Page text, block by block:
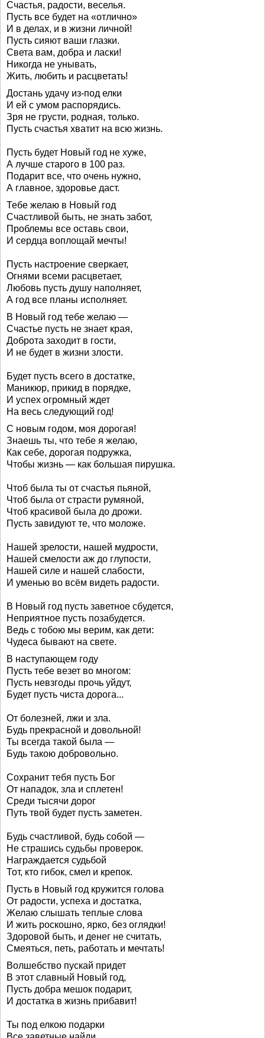
Счастья, радости, веселья.
Пусть все будет на «отлично»
И в делах, и в жизни личной!
Пусть сияют ваши глазки.
Света вам, добра и ласки!
Никогда не унывать,
Жить, любить и расцветать!
Достань удачу из-под елки
И ей с умом распорядись.
Зря не грусти, родная, только.
Пусть счастья хватит на всю жизнь.
Пусть будет Новый год не хуже,
А лучше старого в 100 раз.
Подарит все, что очень нужно,
А главное, здоровье даст.
Тебе желаю в Новый год
Счастливой быть, не знать забот,
Проблемы все оставь свои,
И сердца воплощай мечты!
Пусть настроение сверкает,
Огнями всеми расцветает,
Любовь пусть душу наполняет,
А год все планы исполняет.
В Новый год тебе желаю —
Счастье пусть не знает края,
Доброта заходит в гости,
И не будет в жизни злости.
Будет пусть всего в достатке,
Маникюр, прикид в порядке,
И успех огромный ждет
На весь следующий год!
С новым годом, моя дорогая!
Знаешь ты, что тебе я желаю,
Как себе, дорогая подружка,
Чтобы жизнь — как большая пирушка.
Чтоб была ты от счастья пьяной,
Чтоб была от страсти румяной,
Чтоб красивой была до дрожи.
Пусть завидуют те, что моложе.
Нашей зрелости, нашей мудрости,
Нашей смелости аж до глупости,
Нашей силе и нашей слабости,
И уменью во всём видеть радости.
В Новый год пусть заветное сбудется,
Неприятное пусть позабудется.
Ведь с тобою мы верим, как дети:
Чудеса бывают на свете.
В наступающем году
Пусть тебе везет во многом:
Пусть невзгоды прочь уйдут,
Будет пусть чиста дорога...
От болезней, лжи и зла.
Будь прекрасной и довольной!
Ты всегда такой была —
Будь такою добровольно.
Сохранит тебя пусть Бог
От нападок, зла и сплетен!
Среди тысячи дорог
Путь твой будет пусть заметен.
Будь счастливой, будь собой —
Не страшись судьбы проверок.
Награждается судьбой
Тот, кто гибок, смел и крепок.
Пусть в Новый год кружится голова
От радости, успеха и достатка,
Желаю слышать теплые слова
И жить роскошно, ярко, без оглядки!
Здоровой быть, и денег не считать,
Смеяться, петь, работать и мечтать!
Волшебство пускай придет
В этот славный Новый год,
Пусть добра мешок подарит,
И достатка в жизнь прибавит!
Ты под елкою подарки